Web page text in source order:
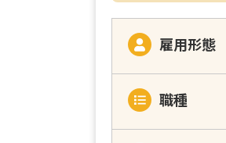
雇用形態
職種